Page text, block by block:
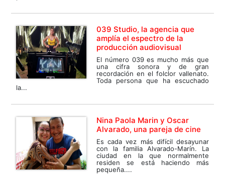
039 Studio, la agencia que
amplía el espectro de la
producción audiovisual
El número 039 es mucho más que
una cifra sonora y de gran
recordación en el folclor vallenato.
Toda persona que ha escuchado
la...
Nina Paola Marin y Oscar
Alvarado, una pareja de cine
Es cada vez más difícil desayunar
con la familia Alvarado-Marín. La
ciudad en la que normalmente
residen se está haciendo más
pequeña....